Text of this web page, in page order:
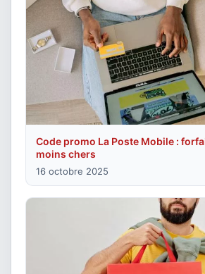
Code promo La Poste Mobile :
moins chers
16 octobre 2025